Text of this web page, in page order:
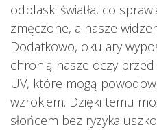
odblaski światła, co
zmęczone, a nasze
Dodatkowo, okulary
chronią nasze oczy
UV, które mogą
wzrokiem. Dzięki temu
słońcem bez ryzyka